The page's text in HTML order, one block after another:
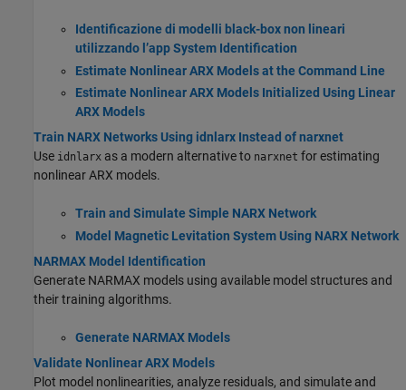
Identificazione di modelli black-box non lineari
utilizzando l’app System Identification
Estimate Nonlinear ARX Models at the Command Line
Estimate Nonlinear ARX Models Initialized Using Linear
ARX Models
Train NARX Networks Using idnlarx Instead of narxnet
Use idnlarx as a modern alternative to narxnet for estimating
nonlinear ARX models.
Train and Simulate Simple NARX Network
Model Magnetic Levitation System Using NARX Network
NARMAX Model Identification
Generate NARMAX models using available model structures and
their training algorithms.
Generate NARMAX Models
Validate Nonlinear ARX Models
Plot model nonlinearities, analyze residuals, and simulate and